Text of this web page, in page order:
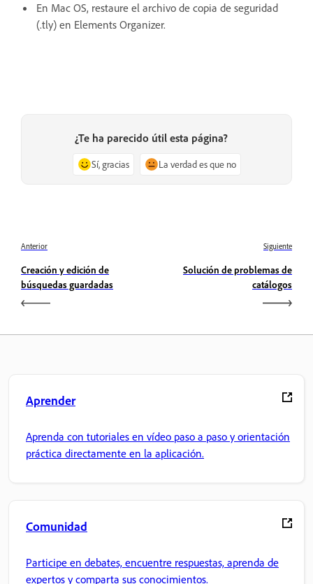
En Mac OS, restaure el archivo de copia de seguridad
(.tly) en Elements Organizer.
¿Te ha parecido útil esta página?
Sí, gracias La verdad es que no
Anterior
Creación y edición de
búsquedas guardadas
Siguiente
Solución de problemas de
catálogos
Aprender
Aprenda con tutoriales en vídeo paso a paso y orientación
práctica directamente en la aplicación.
Comunidad
Participe en debates, encuentre respuestas, aprenda de
expertos y comparta sus conocimientos.